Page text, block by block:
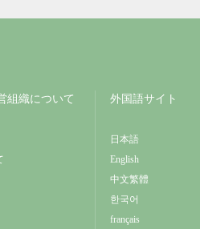
組織について 外国語サイト
日本語
English
中文繁體
한국어
français